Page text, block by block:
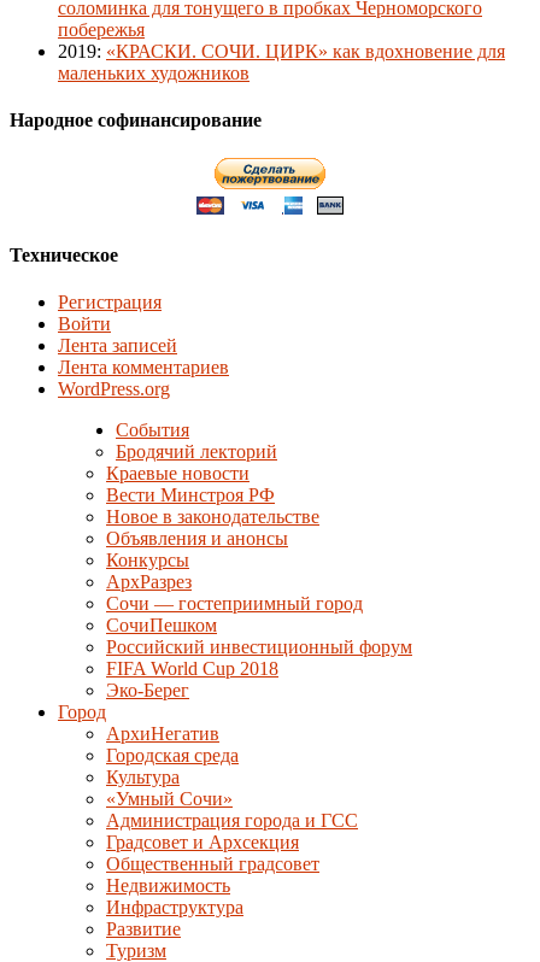
соломинка для тонущего в пробках Черноморского
побережья
2019: «КРАСКИ. СОЧИ. ЦИРК» как вдохновение для
маленьких художников
Народное софинансирование
Техническое
Регистрация
Войти
Лента записей
Лента комментариев
WordPress.org
События
Бродячий лекторий
Краевые новости
Вести Минстроя РФ
Новое в законодательстве
Объявления и анонсы
Конкурсы
АрхРазрез
Сочи — гостеприимный город
СочиПешком
Российский инвестиционный форум
FIFA World Cup 2018
Эко-Берег
Город
АрхиНегатив
Городская среда
Культура
«Умный Сочи»
Администрация города и ГСС
Градсовет и Архсекция
Общественный градсовет
Недвижимость
Инфраструктура
Развитие
Туризм